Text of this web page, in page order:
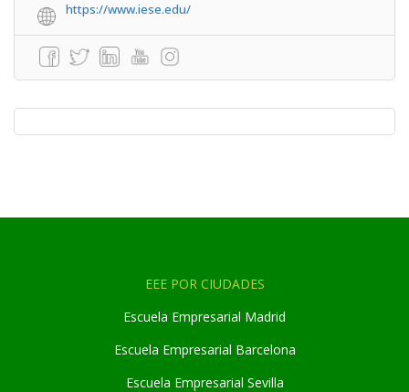
https://www.iese.edu/
EEE POR CIUDADES
Escuela Empresarial Madrid
Escuela Empresarial Barcelona
Escuela Empresarial Sevilla